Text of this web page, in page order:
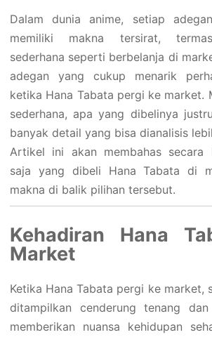
Dalam dunia anime, setiap
memiliki makna tersirat,
sederhana seperti berbelanja di
adegan yang cukup menarik
ketika Hana Tabata pergi ke market.
sederhana, apa yang dibelinya
banyak detail yang bisa dianalisis
Artikel ini akan membahas secara
saja yang dibeli Hana Tabata di
makna di balik pilihan tersebut.
Kehadiran Hana
Market
Ketika Hana Tabata pergi ke market,
ditampilkan cenderung tenang
memberikan nuansa kehidupan